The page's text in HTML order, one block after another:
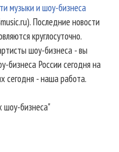
музыки и шоу-бизнеса
Последние новости
круглосуточно.
шоу-бизнеса - вы
бизнеса России сегодня на
сегодня - наша работа.
шоу-бизнеса"